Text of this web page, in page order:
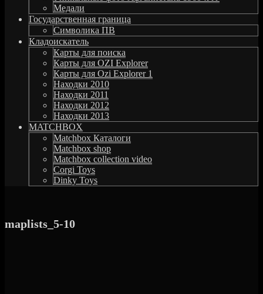
Медали
Государственная граница
Символика ПВ
Кладоискатель
Карты для поиска
Карты для OZI Explorer
Карты для Ozi Explorer 1
Находки 2010
Находки 2011
Находки 2012
Находки 2013
MATCHBOX
Matchbox Каталоги
Matchbox shop
Matchbox collection video
Corgi Toys
Dinky Toys
maplists_5-10